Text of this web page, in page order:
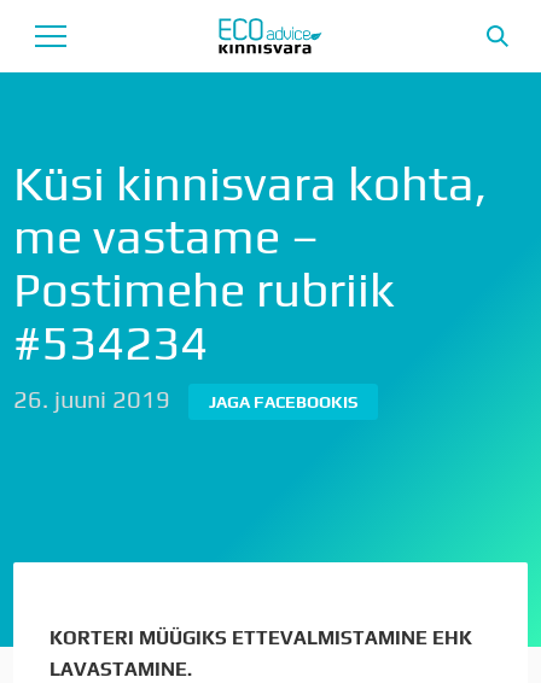
Uusarendused
Tutvustus
Teenused
Meeskond
Küsi kinnisvara kohta,
me vastame –
Postimehe rubriik
#534234
26. juuni 2019 JAGA FACEBOOKIS
KORTERI MÜÜGIKS ETTEVALMISTAMINE EHK
LAVASTAMINE.